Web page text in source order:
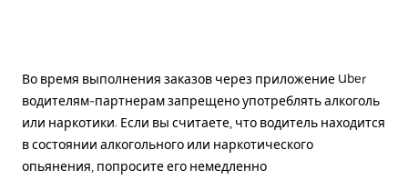
Во время выполнения заказов через приложение Uber
водителям-партнерам запрещено употреблять алкоголь
или наркотики. Если вы считаете, что водитель находится
в состоянии алкогольного или наркотического
опьянения, попросите его немедленно